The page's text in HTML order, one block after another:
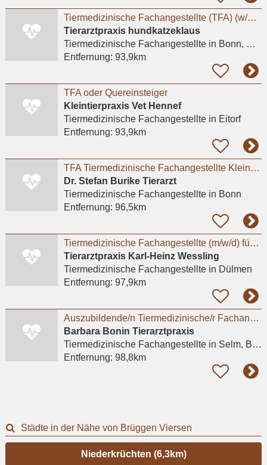
Tiermedizinische Fachangestellte (TFA) (w/m/d)** in Voll- oder Teilzeit für sofort gesucht
Tierarztpraxis hundkatzeklaus
Tiermedizinische Fachangestelltein Bonn, Bad Godesberg
Entfernung: 93,9km
TFA oder Quereinsteiger
Kleintierpraxis Vet Hennef
Tiermedizinische Fachangestelltein Eitorf
Entfernung: 93,9km
TFA Tiermedizinische Fachangestellte Kleintierpraxis in Bonn
Dr. Stefan Burike Tierarzt
Tiermedizinische Fachangestelltein Bonn
Entfernung: 96,5km
Tiermedizinische Fachangestellte (m/w/d) für unsere Pferdeklinik mit Schwerpunkt Orthopädie
Tierarztpraxis Karl-Heinz Wessling
Tiermedizinische Fachangestelltein Dülmen
Entfernung: 97,9km
Auszubildende/n Tiermedizinische/r Fachangestellte/r (w/m/d)
Barbara Bonin Tierarztpraxis
Tiermedizinische Fachangestelltein Selm, Bork
Entfernung: 98,8km
Städte in der Nähe von Brüggen Viersen
Niederkrüchten (6,3km)